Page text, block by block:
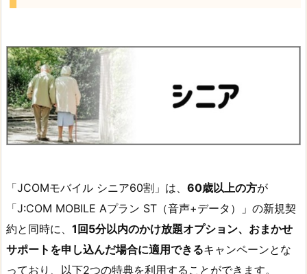
「JCOMモバイル シニア60割」は、 60歳以上の方が
「J:COM MOBILE Aプラン ST（音声+データ）」の新規契
約と同時に、 1回5分以内のかけ放題オプション、おまかせ
サポートを申し込んだ場合に適用できるキャンペーンとな
っており、以下2つの特典を利用することができます。